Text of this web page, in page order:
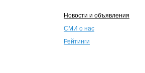
Новости и объявления
СМИ о нас
Рейтинги